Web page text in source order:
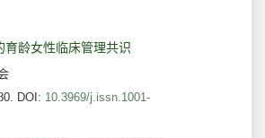
育龄女性临床管理共识
DOI: 10.3969/j.issn.1001-